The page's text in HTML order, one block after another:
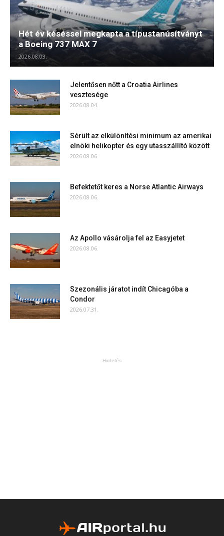
Hét év késéssel megkapta a típustanúsítványt
a Boeing 737 MAX 7
2026.08.03.
Jelentősen nőtt a Croatia Airlines
vesztesége
2026.08.04.
Sérült az elkülönítési minimum az amerikai
elnöki helikopter és egy utasszállító között
2026.08.06.
Befektetőt keres a Norse Atlantic Airways
2026.08.06.
Az Apollo vásárolja fel az Easyjetet
2026.08.06.
Szezonális járatot indít Chicagóba a
Condor
2026.07.31.
Hirdetés